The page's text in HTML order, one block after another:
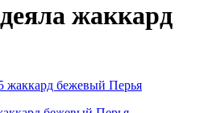
жаккард